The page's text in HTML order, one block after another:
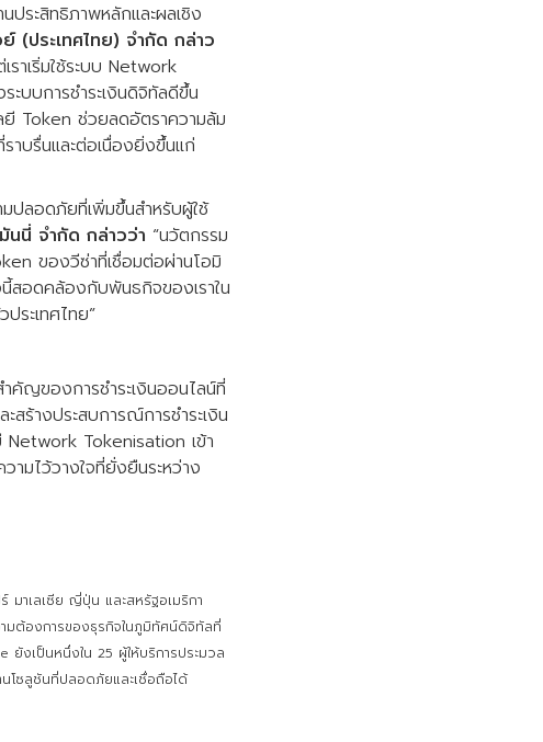
ระสิทธิภาพหลักและผลเชิง
(ประเทศไทย) จำกัด กล่าว
าเริ่มใช้ระบบ Network
ะบบการชำระเงินดิจิทัลดีขึ้น
ยี Token ช่วยลดอัตราความล้ม
าบรื่นและต่อเนื่องยิ่งขึ้นแก่
ปลอดภัยที่เพิ่มขึ้นสำหรับผู้ใช้
นี่ จำกัด กล่าวว่า “นวัตกรรม
ของวีซ่าที่เชื่อมต่อผ่านโอมิ
นี้สอดคล้องกับพันธกิจของเราใน
ระเทศไทย”
คัญของการชำระเงินออนไลน์ที่
ร้างประสบการณ์การชำระเงิน
Network Tokenisation เข้า
มไว้วางใจที่ยั่งยืนระหว่าง
มาเลเซีย ญี่ปุ่น และสหรัฐอเมริกา
ต้องการของธุรกิจในภูมิทัศน์ดิจิทัลที่
ยังเป็นหนึ่งใน 25 ผู้ให้บริการประมวล
โซลูชันที่ปลอดภัยและเชื่อถือได้